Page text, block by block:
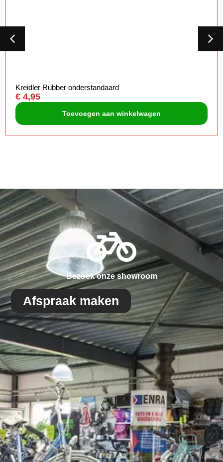
Kreidler Rubber onderstandaard
€ 4,95
Toevoegen aan winkelwagen
Bezoek onze showroom
Afspraak maken